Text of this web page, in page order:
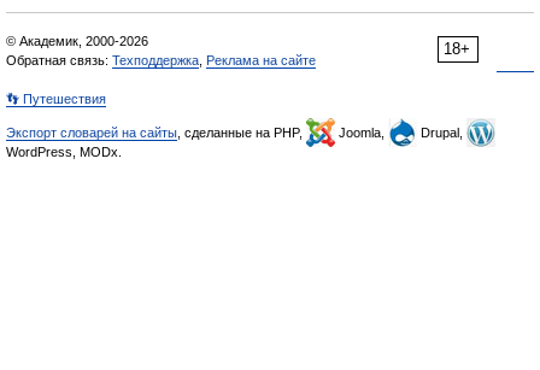
18+
© Академик, 2000-2026
Обратная связь: Техподдержка Реклама на сайте
👣 Путешествия
Экспорт словарей на сайты , сделанные на PHP, Joomla,
Drupal,
WordPress, MODx.